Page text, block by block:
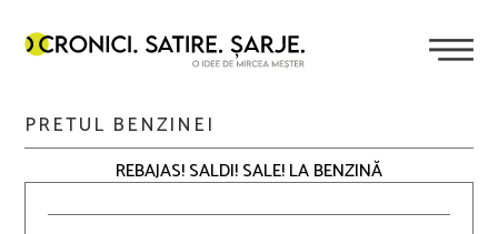
PRETUL BENZINEI
REBAJAS! SALDI! SALE! LA BENZINĂ